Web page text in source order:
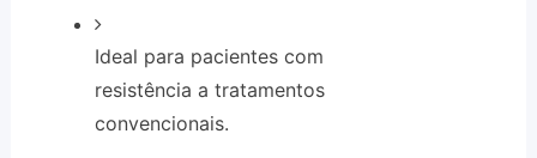
Ideal para pacientes com
resistência a tratamentos
convencionais.